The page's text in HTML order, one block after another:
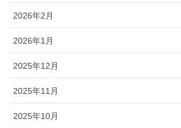
2026年2月
2026年1月
2025年12月
2025年11月
2025年10月